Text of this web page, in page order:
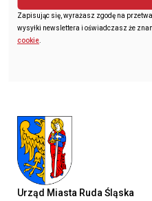
Zapisując się, wyrażasz zgodę na
wysyłki newslettera i oświadczasz że
cookie
Urząd Miasta Ruda Śląska